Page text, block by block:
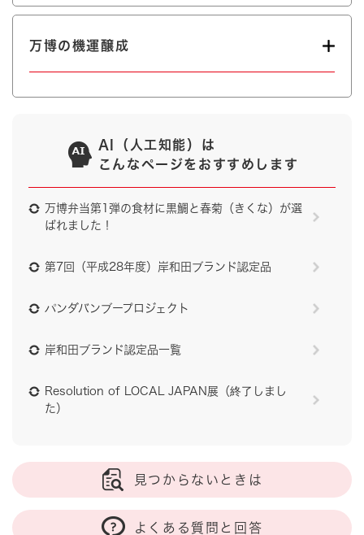
万博の機運醸成
AI（人工知能）は
こんなページをおすすめします
万博弁当第1弾の食材に黒鯛と春菊（きくな）が選
ばれました！
第7回（平成28年度）岸和田ブランド認定品
パンダバンブープロジェクト
岸和田ブランド認定品一覧
Resolution of LOCAL JAPAN展（終了しまし
た）
見つからないときは
よくある質問と回答